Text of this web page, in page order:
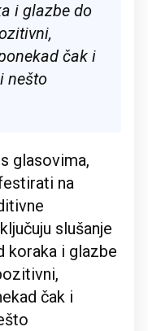
i glazbe do
čak i
nešto
glasovima,
na
slušanje
koraka i glazbe
čak i